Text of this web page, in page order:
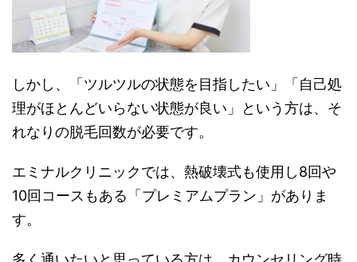
しかし、「ツルツルの状態を目指したい」「自己処
理がほとんどいらない状態が良い」という方は、そ
れなりの脱毛回数が必要です。
エミナルクリニックでは、熱破壊式も使用し8回や
10回コースもある「プレミアムプラン」がありま
す。